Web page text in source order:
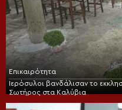
Επικαιρότητα
Ιερόσυλοι βανδάλισαν το
Σωτήρος στα Καλύβια